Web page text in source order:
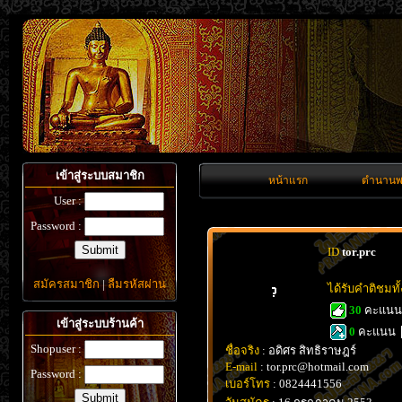
เข้าสู่ระบบสมาชิก
User :
Password :
สมัครสมาชิก|ลืมรหัสผ่าน
เข้าสู่ระบบร้านค้า
Shopuser :
Password :
หน้าแรก ตำนาน
ID tor.prc
ได้รับคำติชม
30 คะแน
0 คะแนน
ชื่อจริง : อดิศร สิทธิราษฎร์
E-mail : tor.prc@hotmail.com
เบอร์โทร : 0824441556